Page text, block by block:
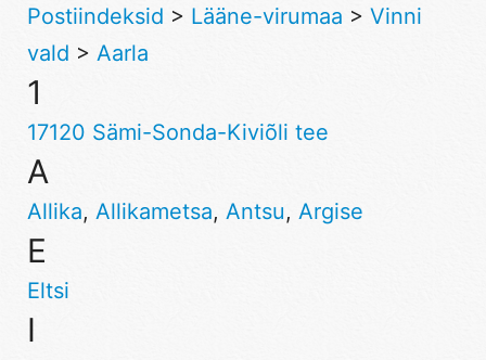
Postiindeksid > Lääne-virumaa > Vinni
vald > Aarla
1
17120 Sämi-Sonda-Kiviõli tee
A
Allika, Allikametsa, Antsu, Argise
E
Eltsi
I